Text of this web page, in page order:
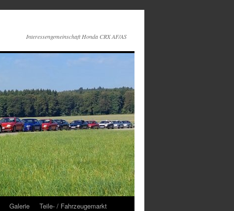
Interessengemeinschaft Honda CRX AF/AS
Galerie
Teile- / Fahrzeugemarkt